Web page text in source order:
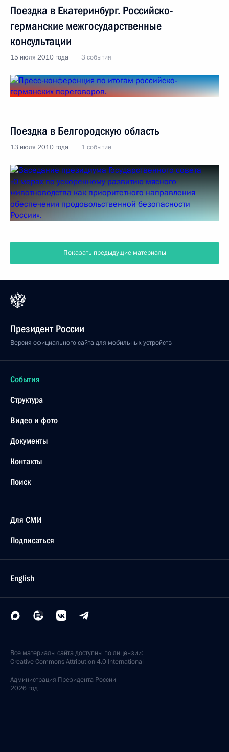
Поездка в Екатеринбург. Российско-
германские межгосударственные
консультации
15 июля 2010 года 3 события
Поездка в Белгородскую область
13 июля 2010 года 1 событие
Показать предыдущие материалы
Президент России
Версия официального сайта для мобильных устройств
События
Структура
Видео и фото
Документы
Контакты
Поиск
Для СМИ
Подписаться
English
Все материалы сайта доступны по лицензии:
Creative Commons Attribution 4.0 International
Администрация Президента России
2026 год